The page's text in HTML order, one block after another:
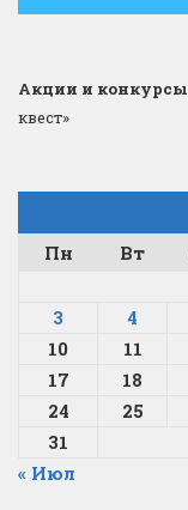
Акции и
квест»
Пн
Вт
3
4
10
11
17
18
24
25
31
« Июл